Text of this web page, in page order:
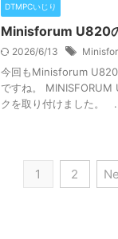
DTMPCいじり
Minisforum U820の
2026/6/13
今回もMinisforum U820
ですね。 MINISFORUM
クを取り付けました。
1 2